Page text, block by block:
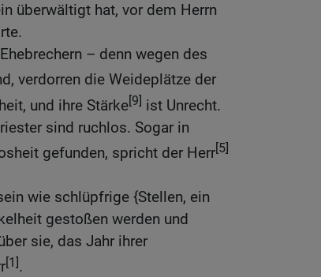
überwältigt hat, vor dem Herrn
– denn wegen des
verdorren die Weideplätze der
und ihre Stärke[9] ist Unrecht.
sind ruchlos. Sogar in
gefunden, spricht der Herr[5]
wie schlüpfrige {Stellen, ein
gestoßen werden und
sie, das Jahr ihrer
[1].